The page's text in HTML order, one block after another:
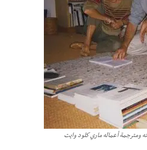
ومترجمة أعماله ماري كلود وايت